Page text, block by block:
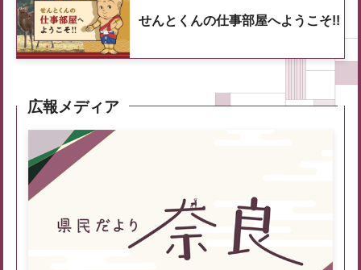
せんとくんの仕事部屋へようこそ!!
広報メディア